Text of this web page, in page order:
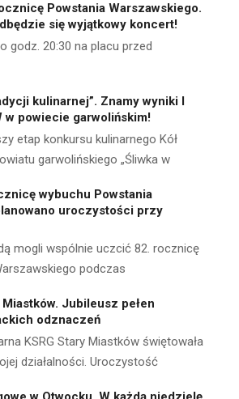
Powstania Warszawskiego.
się wyjątkowy koncert!
godz. 20:30 na placu przed
kulinarnej”. Znamy wyniki I
w powiecie garwolińskim!
etap konkursu kulinarnego Kół
garwolińskiego „Śliwka w
wybuchu Powstania
uroczystości przy
mogli wspólnie uczcić 82. rocznicę
podczas
Jubileusz pełen
odznaczeń
KSRG Stary Miastków świętowała
działalności. Uroczystość